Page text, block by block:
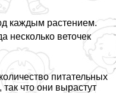
каждым растением.
несколько веточек
питательных
что они вырастут